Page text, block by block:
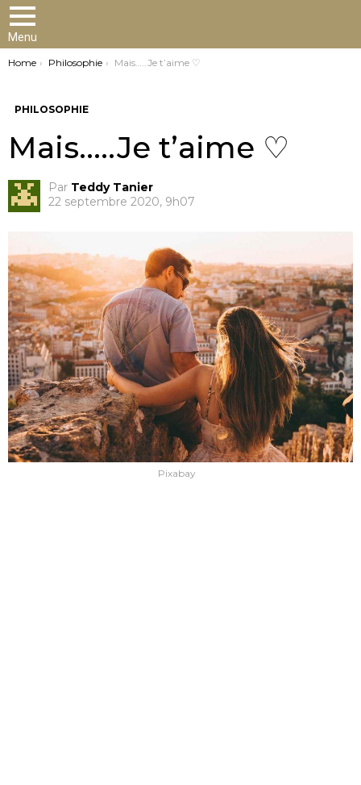
Menu
You are here:
Home Philosophie Mais…..Je t’aime ♡
PHILOSOPHIE
Mais…..Je t’aime ♡
Par Teddy Tanier
22 septembre 2020, 9h07
Pixabay